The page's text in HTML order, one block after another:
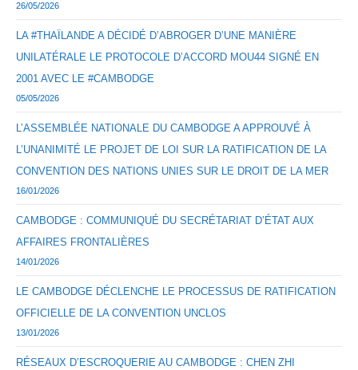
26/05/2026
LA #THAÏLANDE A DÉCIDÉ D’ABROGER D’UNE MANIÈRE
UNILATÉRALE LE PROTOCOLE D’ACCORD MOU44 SIGNÉ EN
2001 AVEC LE #CAMBODGE
05/05/2026
L’ASSEMBLÉE NATIONALE DU CAMBODGE A APPROUVÉ À
L’UNANIMITÉ LE PROJET DE LOI SUR LA RATIFICATION DE LA
CONVENTION DES NATIONS UNIES SUR LE DROIT DE LA MER
16/01/2026
CAMBODGE : COMMUNIQUÉ DU SECRÉTARIAT D’ÉTAT AUX
AFFAIRES FRONTALIÈRES
14/01/2026
LE CAMBODGE DÉCLENCHE LE PROCESSUS DE RATIFICATION
OFFICIELLE DE LA CONVENTION UNCLOS
13/01/2026
RÉSEAUX D’ESCROQUERIE AU CAMBODGE : CHEN ZHI